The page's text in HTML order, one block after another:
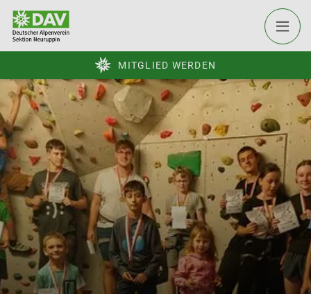
MITGLIED WERDEN